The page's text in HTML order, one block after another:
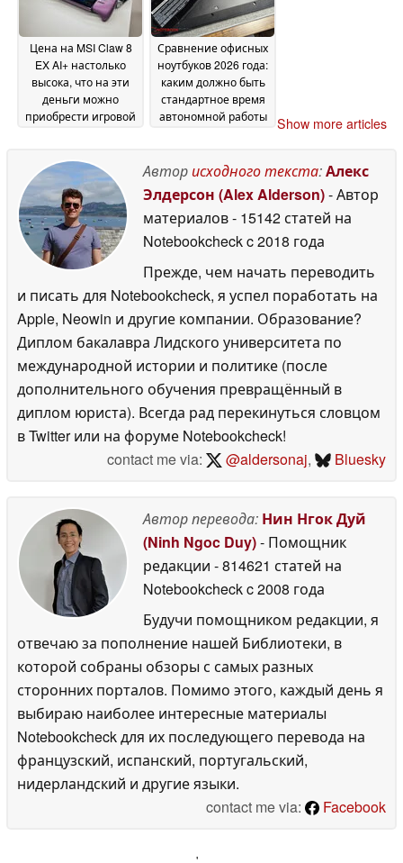
Цена на MSI Claw 8
EX AI+ настолько
высока, что на эти
деньги можно
приобрести игровой
5060 и ещё
останется
достаточно средств
на портативную
игровую консоль17
June 2026
Сравнение офисных
ноутбуков 2026 года:
каким должно быть
стандартное время
автономной работы
Show more articles
Авторисходного текста:Алекс
Элдерсон (Alex Alderson)- Автор
материалов- 15142 статей на
Notebookcheckc 2018 года
Прежде, чем начать переводить
и писать для Notebookcheck, я успел поработать на
Apple, Neowin и другие компании. Образование?
Диплом бакалавра Лидского университета по
международной истории и политике (после
дополнительного обучения превращённый в
диплом юриста). Всегда рад перекинуться словцом
в Twitter или на форуме Notebookcheck!
contact me via:
@aldersonaj, Bluesky
Автор перевода: Нин Нгок Дуй
(Ninh Ngoc Duy)- Помощник
редакции - 814621 статей на
Notebookcheckc 2008 года
Будучи помощником редакции, я
отвечаю за пополнение нашей Библиотеки, в
которой собраны обзоры с самых разных
сторонних порталов. Помимо этого, каждый день я
выбираю наиболее интересные материалы
Notebookcheck для их последующего перевода на
французский, испанский, португальский,
нидерландский и другие языки.
contact me via:
Facebook
'